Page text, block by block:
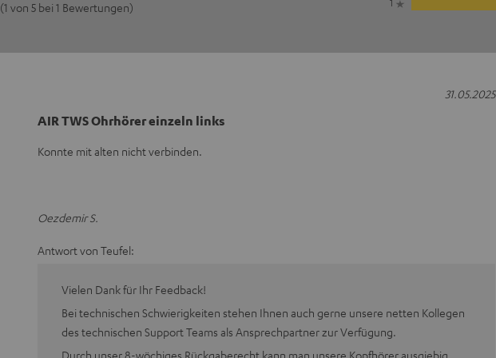
(1 von 5 bei 1 Bewertungen)
1
AIR TWS Ohrhörer einzeln links
Konnte mit alten nicht verbinden.
Oezdemir S.
31.05.2025
Antwort von Teufel:
Vielen Dank für Ihr Feedback!
Bei technischen Schwierigkeiten stehen Ihnen auch gerne unsere netten Kollegen
des technischen Support Teams als Ansprechpartner zur Verfügung.
Durch unser 8-wöchiges Rückgaberecht kann man unsere Kopfhörer ausgiebig